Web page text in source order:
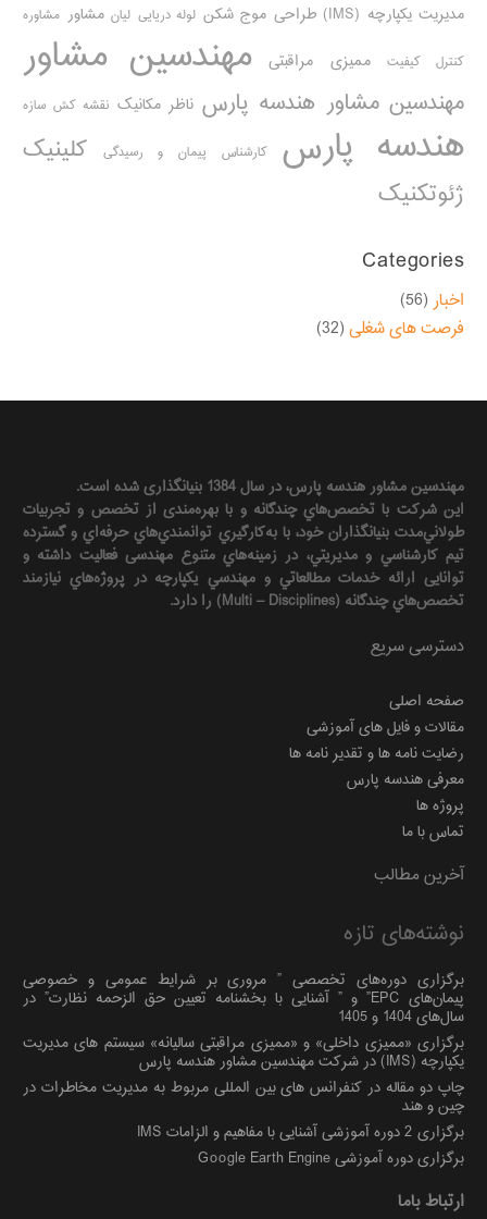
مدیریت یکپارچه (IMS)
طراحی موج شکن لوله دریایی لیان مشاور مشاوره
کنترل کیفیت ممیزی مراقبتی مهندسین مشاور
مهندسین مشاور هندسه پارس ناظر مکانیک نقشه کش سازه
هندسه پارس کارشناس پیمان و رسیدگی
کلینیک
ژئوتکنیک
Categories
اخبار (56)
فرصت های شغلی (32)
مهندسين مشاور هندسه‌ پارس، در سال 1384 بنیانگذاری شده است.
این شرکت با تخصص‌هاي چندگانه و با بهره‌مندی از تخصص و تجربيات
طولاني‌مدت بنيانگذاران خود، با به‌كارگيري توانمندي‌هاي حرفه‌اي و گسترده
تيم كارشناسي و مديريتي، در زمينه‌هاي متنوع مهندسی فعاليت داشته و
توانایی ارائه خدمات مطالعاتي و مهندسي يكپارچه در پروژه‌هاي نيازمند
تخصص‌هاي چندگانه (Multi – Disciplines) را دارد.
دسترسی سریع
صفحه اصلی
مقالات و فایل های آموزشی
رضایت نامه ها و تقدیر نامه ها
معرفی هندسه پارس
پروژه ها
تماس با ما
آخرین مطالب
نوشته‌های تازه
برگزاری دوره‌های تخصصی ” مروری بر شرایط عمومی و خصوصی
پیمان‌های EPC” و ” آشنایی با بخشنامه تعیین حق الزحمه نظارت” در
سال‌های 1404 و 1405
برگزاری «ممیزی داخلی» و «ممیزی مراقبتی سالیانه» سیستم های مدیریت
یکپارچه (IMS) در شرکت مهندسین مشاور هندسه پارس
چاپ دو مقاله در کنفرانس های بین المللی مربوط به مدیریت مخاطرات در
چین و هند
برگزاری 2 دوره آموزشی آشنایی با مفاهیم و الزامات IMS
برگزاری دوره آموزشی Google Earth Engine
ارتباط باما